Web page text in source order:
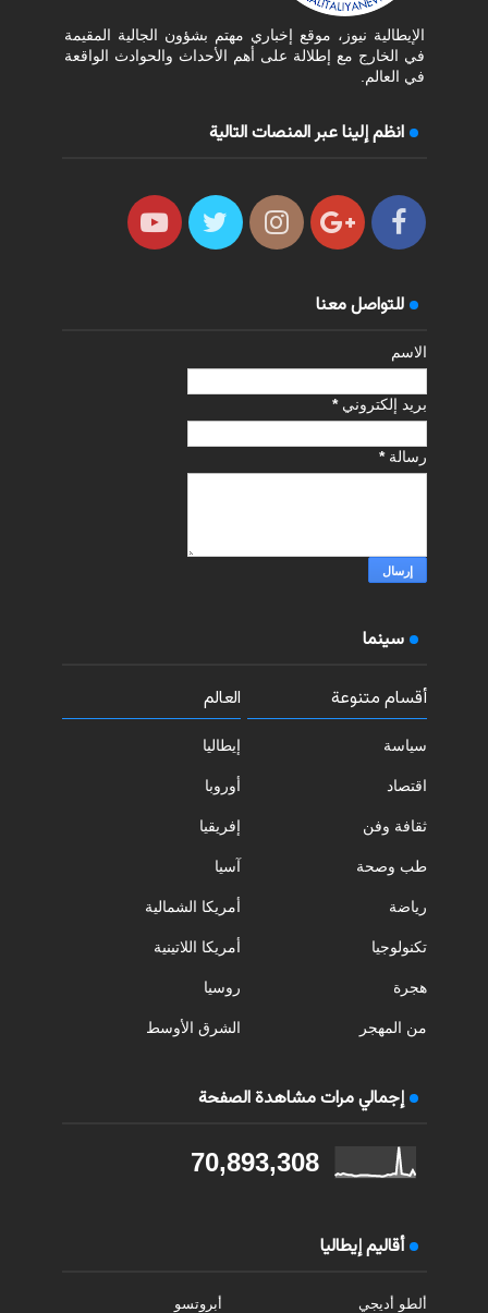
الإيطالية نيوز، موقع إخباري مهتم بشؤون الجالية المقيمة
في الخارج مع إطلالة على أهم الأحداث والحوادث الواقعة
في العالم.
انظم إلينا عبر المنصات التالية
للتواصل معنا
الاسم
بريد إلكتروني*
رسالة*
سينما
أقسام متنوعة
سياسة
اقتصاد
ثقافة وفن
طب وصحة
رياضة
تكنولوجيا
هجرة
من المهجر
العالم
إيطاليا
أوروبا
إفريقيا
آسيا
أمريكا الشمالية
أمريكا اللاتينية
روسيا
الشرق الأوسط
إجمالي مرات مشاهدة الصفحة
70,893,308
أقاليم إيطاليا
ألطو أديجي
أبروتسو